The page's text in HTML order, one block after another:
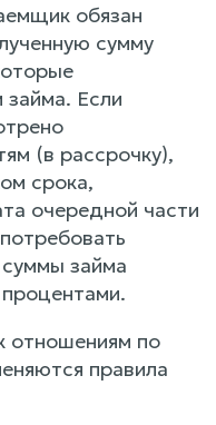
обязан
сумму
Если
(в рассрочку),
срока,
очередной части
займа
отношениям по
правила